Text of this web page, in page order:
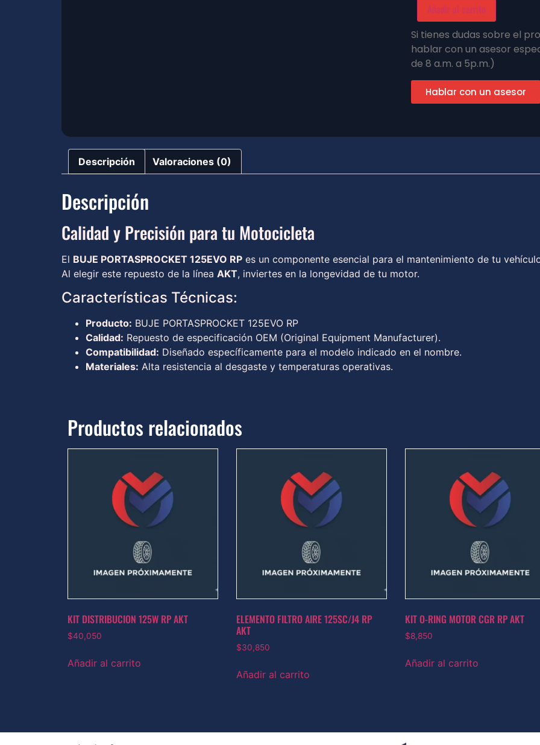
Añadir al carrito
Si tienes dudas sobre el
hablar con un asesor
de 8 a.m. a 5p.m.)
Hablar con un asesor
Descripción Valoraciones (0)
Descripción
Calidad y Precisión para tu Motocicleta
El BUJE PORTASPROCKET 125EVO RP es un componente esencial para el mantenimiento de tu
Al elegir este repuesto de la línea AKT, inviertes en la longevidad de tu motor.
Características Técnicas:
Producto: BUJE PORTASPROCKET 125EVO RP
Calidad: Repuesto de especificación OEM (Original Equipment Manufacturer).
Compatibilidad: Diseñado específicamente para el modelo indicado en el nombre.
Materiales: Alta resistencia al desgaste y temperaturas operativas.
Productos relacionados
KIT DISTRIBUCION 125W RP AKT
$40,050
Añadir al carrito
ELEMENTO FILTRO AIRE 125SC/J4 RP
AKT
$30,850
Añadir al carrito
KIT O-RING MOTOR CGR RP AKT
$8,850
Añadir al carrito